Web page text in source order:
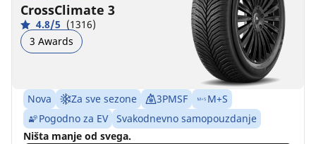
CrossClimate 3
4.8/5 (1316)
3 Awards
Nova Za sve sezone 3PMSF
M+S
Pogodno za EV
Svakodnevno samopouzdanje
Ništa manje od svega.